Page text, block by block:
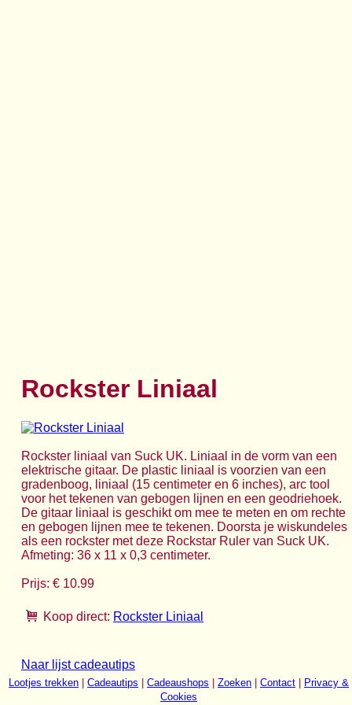
Rockster Liniaal
Rockster liniaal van Suck UK. Liniaal in de vorm van een
elektrische gitaar. De plastic liniaal is voorzien van een
gradenboog, liniaal (15 centimeter en 6 inches), arc tool
voor het tekenen van gebogen lijnen en een geodriehoek.
De gitaar liniaal is geschikt om mee te meten en om rechte
en gebogen lijnen mee te tekenen. Doorsta je wiskundeles
als een rockster met deze Rockstar Ruler van Suck UK.
Afmeting: 36 x 11 x 0,3 centimeter.
Prijs: € 10.99
Koop direct: Rockster Liniaal
Naar lijst cadeautips
Lootjes trekken Cadeautips Cadeaushops Zoeken Contact
Privacy &
Cookies